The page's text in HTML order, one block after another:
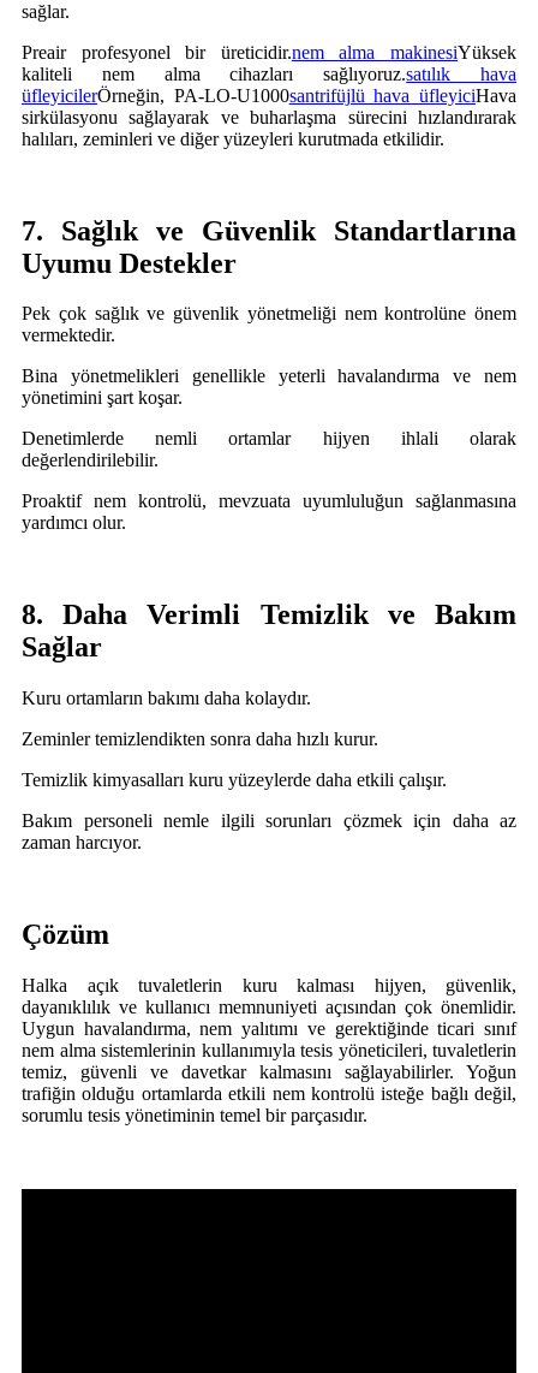
sağlar.
Preair profesyonel bir üreticidir.nem alma makinesiYüksek
kaliteli nem alma cihazları sağlıyoruz.satılık hava
üfleyicilerÖrneğin, PA-LO-U1000santrifüjlü hava üfleyiciHava
sirkülasyonu sağlayarak ve buharlaşma sürecini hızlandırarak
halıları, zeminleri ve diğer yüzeyleri kurutmada etkilidir.
7. Sağlık ve Güvenlik Standartlarına
Uyumu Destekler
Pek çok sağlık ve güvenlik yönetmeliği nem kontrolüne önem
vermektedir.
Bina yönetmelikleri genellikle yeterli havalandırma ve nem
yönetimini şart koşar.
Denetimlerde nemli ortamlar hijyen ihlali olarak
değerlendirilebilir.
Proaktif nem kontrolü, mevzuata uyumluluğun sağlanmasına
yardımcı olur.
8. Daha Verimli Temizlik ve Bakım
Sağlar
Kuru ortamların bakımı daha kolaydır.
Zeminler temizlendikten sonra daha hızlı kurur.
Temizlik kimyasalları kuru yüzeylerde daha etkili çalışır.
Bakım personeli nemle ilgili sorunları çözmek için daha az
zaman harcıyor.
Çözüm
Halka açık tuvaletlerin kuru kalması hijyen, güvenlik,
dayanıklılık ve kullanıcı memnuniyeti açısından çok önemlidir.
Uygun havalandırma, nem yalıtımı ve gerektiğinde ticari sınıf
nem alma sistemlerinin kullanımıyla tesis yöneticileri, tuvaletlerin
temiz, güvenli ve davetkar kalmasını sağlayabilirler. Yoğun
trafiğin olduğu ortamlarda etkili nem kontrolü isteğe bağlı değil,
sorumlu tesis yönetiminin temel bir parçasıdır.